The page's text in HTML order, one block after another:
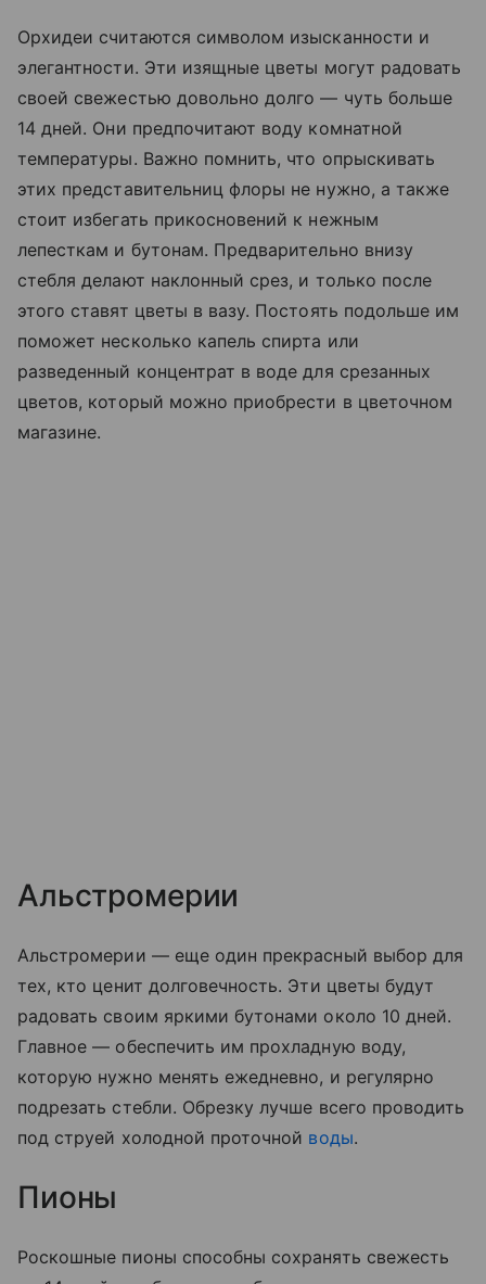
Орхидеи считаются символом изысканности и
элегантности. Эти изящные цветы могут радовать
своей свежестью довольно долго — чуть больше
14 дней. Они предпочитают воду комнатной
температуры. Важно помнить, что опрыскивать
этих представительниц флоры не нужно, а также
стоит избегать прикосновений к нежным
лепесткам и бутонам. Предварительно внизу
стебля делают наклонный срез, и только после
этого ставят цветы в вазу. Постоять подольше им
поможет несколько капель спирта или
разведенный концентрат в воде для срезанных
цветов, который можно приобрести в цветочном
магазине.
Альстромерии
Альстромерии — еще один прекрасный выбор для
тех, кто ценит долговечность. Эти цветы будут
радовать своим яркими бутонами около 10 дней.
Главное — обеспечить им прохладную воду,
которую нужно менять ежедневно, и регулярно
подрезать стебли. Обрезку лучше всего проводить
под струей холодной проточной воды.
Пионы
Роскошные пионы способны сохранять свежесть